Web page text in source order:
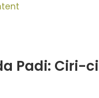
Padi: Ciri-